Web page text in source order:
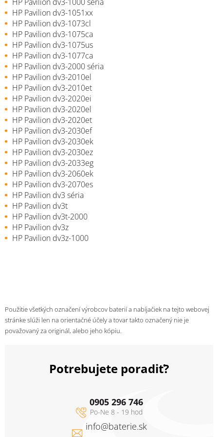
HP Pavilion dv3-1051xx
HP Pavilion dv3-1073cl
HP Pavilion dv3-1075ca
HP Pavilion dv3-1075us
HP Pavilion dv3-1077ca
HP Pavilion dv3-2000 séria
HP Pavilion dv3-2010el
HP Pavilion dv3-2010et
HP Pavilion dv3-2020ei
HP Pavilion dv3-2020el
HP Pavilion dv3-2020et
HP Pavilion dv3-2030ef
HP Pavilion dv3-2030ek
HP Pavilion dv3-2030ez
HP Pavilion dv3-2033eg
HP Pavilion dv3-2060ek
HP Pavilion dv3-2070es
HP Pavilion dv3 séria
HP Pavilion dv3t
HP Pavilion dv3t-2000
HP Pavilion dv3z
HP Pavilion dv3z-1000
Použitie všetkých označení výrobcov baterií a nabíjačiek na tejto webovej
stránke slúži len na orientačné účely a tovar takto označený nie je
považovaný za originál, alebo jeho kópiu.
Potrebujete poradiť?
info@baterie.sk
0905 296 746